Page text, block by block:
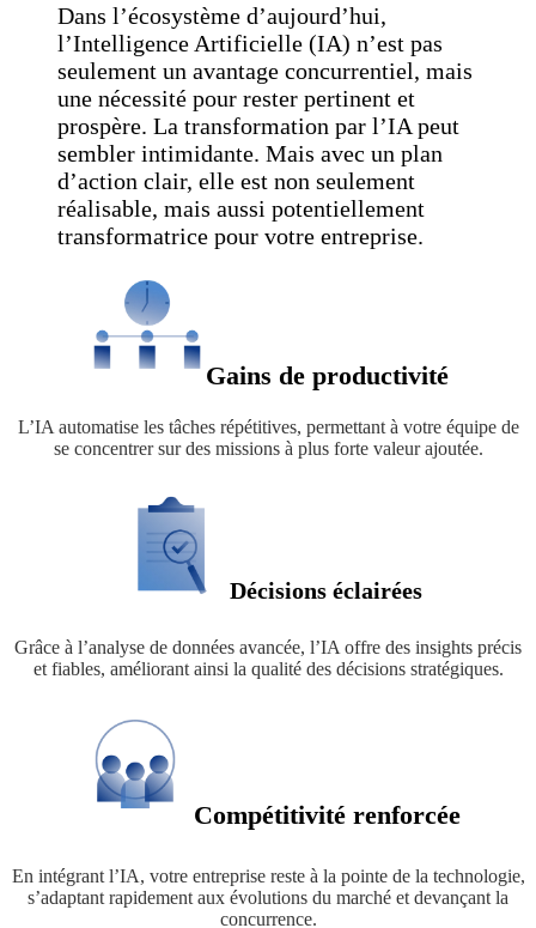
Dans l’écosystème d’aujourd’hui,
l’Intelligence Artificielle (IA) n’est pas
seulement un avantage concurrentiel, mais
une nécessité pour rester pertinent et
prospère. La transformation par l’IA peut
sembler intimidante. Mais avec un plan
d’action clair, elle est non seulement
réalisable, mais aussi potentiellement
transformatrice pour votre entreprise.
Gains de productivité
L’IA automatise les tâches répétitives, permettant à votre équipe de
se concentrer sur des missions à plus forte valeur ajoutée.
Décisions éclairées
Grâce à l’analyse de données avancée, l’IA offre des insights précis
et fiables, améliorant ainsi la qualité des décisions stratégiques.
Compétitivité renforcée
En intégrant l’IA, votre entreprise reste à la pointe de la technologie,
s’adaptant rapidement aux évolutions du marché et devançant la
concurrence.